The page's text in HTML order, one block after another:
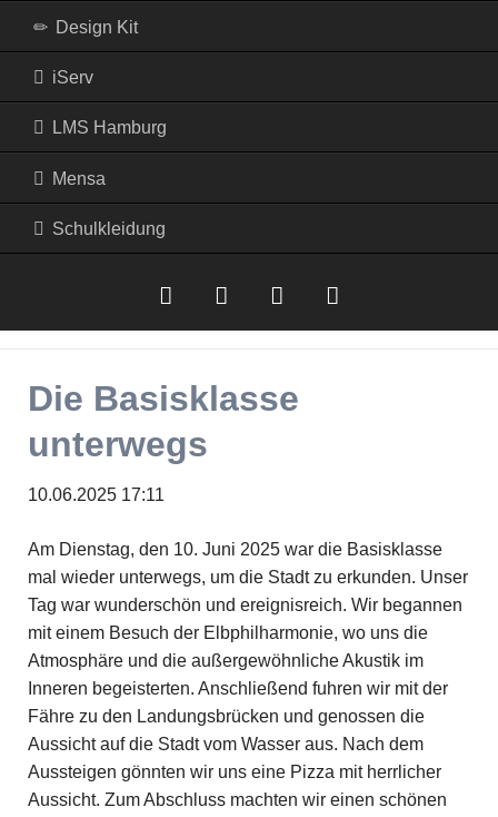
Design Kit
iServ
LMS Hamburg
Mensa
Schulkleidung
iserv
LMS
Hamburg
Die Basisklasse
unterwegs
10.06.2025 17:11
Am Dienstag, den 10. Juni 2025 war die Basisklasse
mal wieder unterwegs, um die Stadt zu erkunden. Unser
Tag war wunderschön und ereignisreich. Wir begannen
mit einem Besuch der Elbphilharmonie, wo uns die
Atmosphäre und die außergewöhnliche Akustik im
Inneren begeisterten. Anschließend fuhren wir mit der
Fähre zu den Landungsbrücken und genossen die
Aussicht auf die Stadt vom Wasser aus. Nach dem
Aussteigen gönnten wir uns eine Pizza mit herrlicher
Aussicht. Zum Abschluss machten wir einen schönen